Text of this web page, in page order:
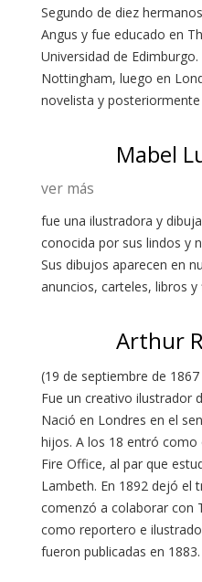
Segundo de diez
Angus y fue educado en
Universidad de
Nottingham, luego en
novelista y
Mabel
ver más
fue una ilustradora y
conocida por sus lindos y
Sus dibujos aparecen en
anuncios, carteles, libros y
Arthur
(19 de septiembre de
Fue un creativo ilustrador
Nació en Londres en el
hijos. A los 18 entró
Fire Office, al par que
Lambeth. En 1892 dejó el
comenzó a colaborar con
como reportero e
fueron publicadas en 1883.